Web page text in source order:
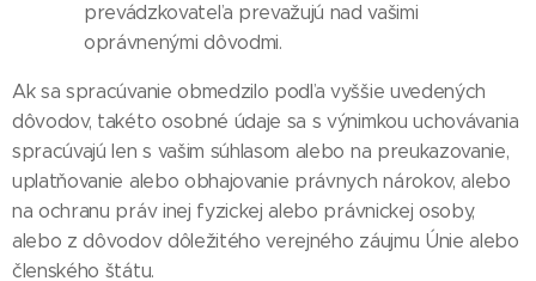
prevádzkovateľa prevažujú nad vašimi
oprávnenými dôvodmi.
Ak sa spracúvanie obmedzilo podľa vyššie uvedených
dôvodov, takéto osobné údaje sa s výnimkou uchovávania
spracúvajú len s vašim súhlasom alebo na preukazovanie,
uplatňovanie alebo obhajovanie právnych nárokov, alebo
na ochranu práv inej fyzickej alebo právnickej osoby,
alebo z dôvodov dôležitého verejného záujmu Únie alebo
členského štátu.